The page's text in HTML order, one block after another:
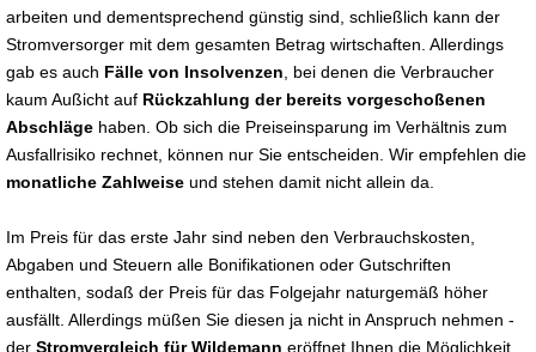
arbeiten und dementsprechend günstig sind, schließlich kann der
Stromversorger mit dem gesamten Betrag wirtschaften. Allerdings
gab es auch Fälle von Insolvenzen , bei denen die Verbraucher
kaum Außicht auf Rückzahlung der bereits vorgeschoßenen
Abschläge haben. Ob sich die Preiseinsparung im Verhältnis zum
Ausfallrisiko rechnet, können nur Sie entscheiden. Wir empfehlen die
monatliche Zahlweise und stehen damit nicht allein da.
Im Preis für das erste Jahr sind neben den Verbrauchskosten,
Abgaben und Steuern alle Bonifikationen oder Gutschriften
enthalten, sodaß der Preis für das Folgejahr naturgemäß höher
ausfällt. Allerdings müßen Sie diesen ja nicht in Anspruch nehmen -
der Stromvergleich für Wildemann eröffnet Ihnen die Möglichkeit,